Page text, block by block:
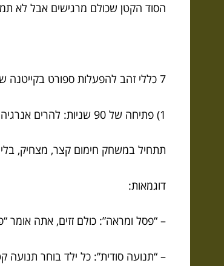
הסוד הקטן שכולם מרגישים אבל לא
7 כללי זהב להפעלות ספורט בקייטנה שעובדות כמעט תמיד
1) פתיחה של 90 שניות: להרים אנרגיה בלי לחפור
תתחיל במשחק חימום קצר, מצחיק,
דוגמאות:
– “פסל ומראה”: כולם זזים, אתה אומר
– “תנועה סודית”: כל ילד בוחר תנועה